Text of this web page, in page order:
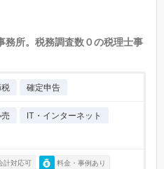
務所。税務調査数０の税理士事
確定申告
IT・インターネット
計対応可 料金・事例あり